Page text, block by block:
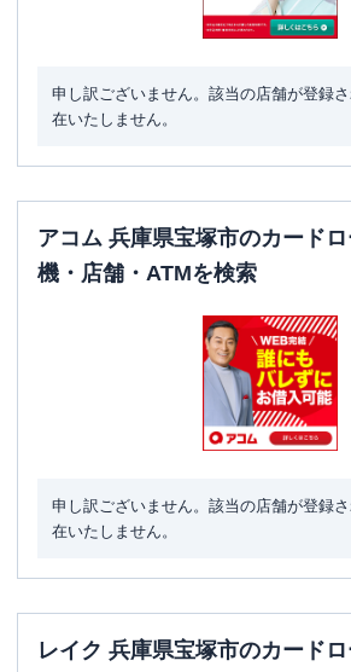
申し訳ございません。該当の店舗が登録
在いたしません。
アコム 兵庫県宝塚市のカード
機・店舗・ATMを検索
申し訳ございません。該当の店舗が登録
在いたしません。
レイク 兵庫県宝塚市のカード